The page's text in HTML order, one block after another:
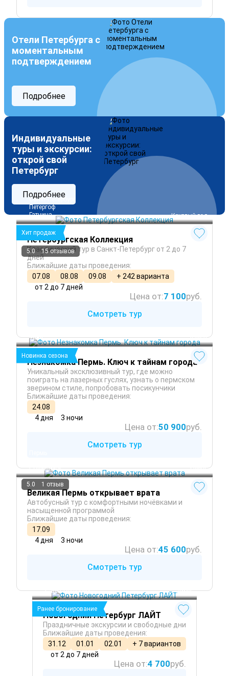
Отели Петербурга с
моментальным
подтверждением
Подробнее
Индивидуальные
туры и экскурсии:
открой свой
Петербург
Подробнее
Санкт-Петербург
Петергоф
Гатчина
Хит продаж
5.0 15 отзывов
Круглый год
Петербургская Коллекция
Классический тур в Санкт-Петербург от 2 до 7
дней
Ближайшие даты проведения:
07.08
08.08 09.08
+ 242 варианта
от 2 до 7 дней
Цена от:7 100руб.
Смотреть тур
Урал
Новинка сезона
Весна
Незнакомка Пермь. Ключ к тайнам города
Уникальный эксклюзивный тур, где можно
поиграть на лазерных гуслях, узнать о пермском
зверином стиле, попробовать посикунчики
Ближайшие даты проведения:
24.08
4 дня
3 ночи
Цена от:50 900руб.
Смотреть тур
Соликамск
5.0 1 отзыв
Осень
Великая Пермь открывает врата
Автобусный тур с комфортными ночёвками и
насыщенной программой
Ближайшие даты проведения:
17.09
4 дня
3 ночи
Цена от:45 600руб.
Смотреть тур
Санкт-Петербург
Ранее бронирование
Зима
Новогодний Петербург ЛАЙТ
Праздничные экскурсии и свободные дни
Ближайшие даты проведения:
31.12
01.01 02.01
+ 7 вариантов
от 2 до 7 дней
Цена от:4 700руб.